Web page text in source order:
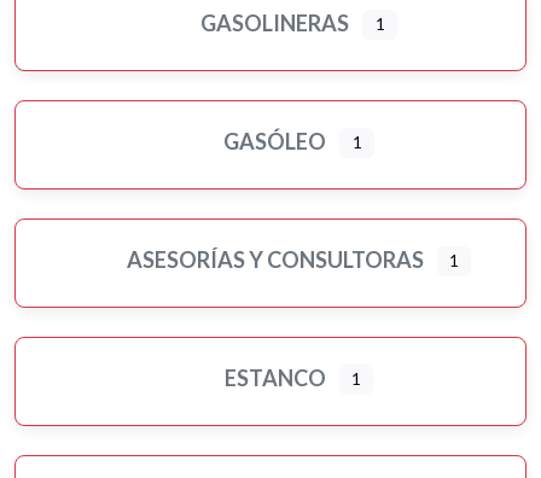
GASOLINERAS 1
GASÓLEO 1
ASESORÍAS Y CONSULTORAS 1
ESTANCO 1